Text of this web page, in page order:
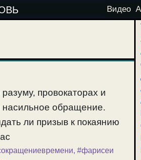
Видео
провокаторах и
насильное обращение.
ли призыв к покаянию
, #фарисеи